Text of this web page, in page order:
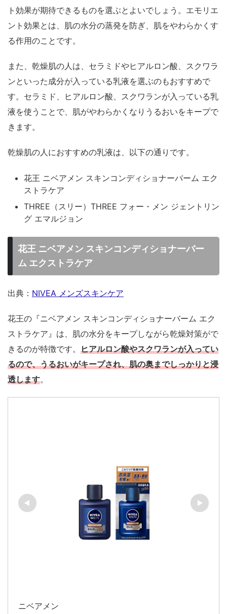
ト効果が期待できるものを選ぶとよいでしょう。エモリエ
ント効果とは、肌の水分の蒸発を防ぎ、肌をやわらかくす
る作用のことです。
また、乾燥肌の人は、セラミドやヒアルロン酸、スクワラ
ンといった成分が入っている乳液を選ぶのもおすすめで
す。セラミド、ヒアルロン酸、スクワランが入っている乳
液を使うことで、肌がやわらかくなりうるおいをキープで
きます。
乾燥肌の人におすすめの乳液は、以下の通りです。
花王 ニベアメン スキンコンディショナーバーム エク
ストラケア
THREE（スリー）THREE フォー・メン ジェントリン
グ エマルジョン
花王 ニベアメン スキンコンディショナーバー
ム エクストラケア
出典： NIVEA メンズスキンケア
花王の『ニベアメン スキンコンディショナーバーム エク
ストラケア』は、肌の水分をキープしながら乾燥対策がで
きるのが特徴です。 ヒアルロン酸やスクワランが入ってい
るので、うるおいがキープされ、肌の奥までしっかりと浸
透します。
ニベアメン